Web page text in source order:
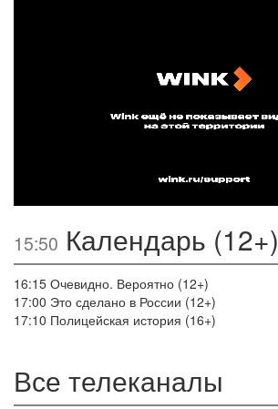
15:50 Календарь (12+)
16:15 Очевидно. Вероятно (12+)
17:00 Это сделано в России (12+)
17:10 Полицейская история (16+)
Все телеканалы